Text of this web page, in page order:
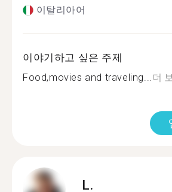
이탈리아어
이야기하고 싶은 주제
Food,movies and traveling...더
L.